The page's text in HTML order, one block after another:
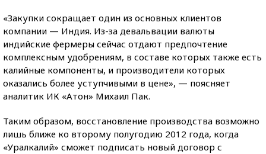
«Закупки сокращает один из основных клиентов
компании — Индия. Из-за девальвации валюты
индийские фермеры сейчас отдают предпочтение
комплексным удобрениям, в составе которых также есть
калийные компоненты, и производители которых
оказались более уступчивыми в цене», — поясняет
аналитик ИК «Атон» Михаил Пак.
Таким образом, восстановление производства возможно
лишь ближе ко второму полугодию 2012 года, когда
«Уралкалий» сможет подписать новый договор с